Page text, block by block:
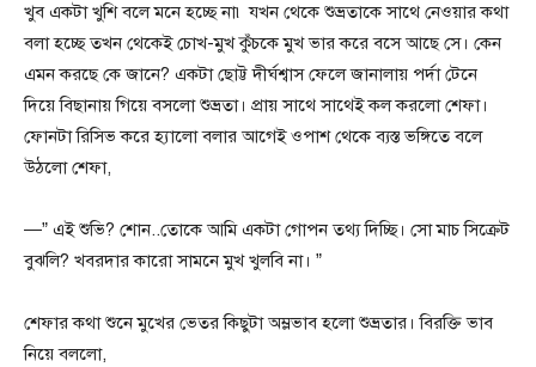
খুব একটা খুশি বলে মনে হচ্ছে না৷ যখন থেকে শুভ্রতাকে সাথে নেওয়ার কথা
বলা হচ্ছে তখন থেকেই চোখ-মুখ কুঁচকে মুখ ভার করে বসে আছে সে। কেন
এমন করছে কে জানে? একটা ছোট্ট দীর্ঘশ্বাস ফেলে জানালায় পর্দা টেনে
দিয়ে বিছানায় গিয়ে বসলো শুভ্রতা। প্রায় সাথে সাথেই কল করলো শেফা।
ফোনটা রিসিভ করে হ্যালো বলার আগেই ওপাশ থেকে ব্যস্ত ভঙ্গিতে বলে
উঠলো শেফা,
—” এই শুভি? শোন..তোকে আমি একটা গোপন তথ্য দিচ্ছি। সো মাচ সিক্রেট
বুঝলি? খবরদার কারো সামনে মুখ খুলবি না। ”
শেফার কথা শুনে মুখের ভেতর কিছুটা অম্লভাব হলো শুভ্রতার। বিরক্তি ভাব
নিয়ে বললো,